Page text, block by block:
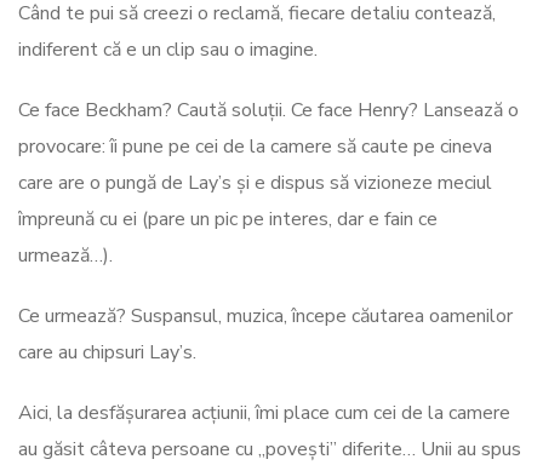
Când te pui să creezi o reclamă, fiecare detaliu contează,
indiferent că e un clip sau o imagine.
Ce face Beckham? Caută soluții. Ce face Henry? Lansează o
provocare: îi pune pe cei de la camere să caute pe cineva
care are o pungă de Lay’s și e dispus să vizioneze meciul
împreună cu ei (pare un pic pe interes, dar e fain ce
urmează…).
Ce urmează? Suspansul, muzica, începe căutarea oamenilor
care au chipsuri Lay’s.
Aici, la desfășurarea acțiunii, îmi place cum cei de la camere
au găsit câteva persoane cu „povești” diferite… Unii au spus